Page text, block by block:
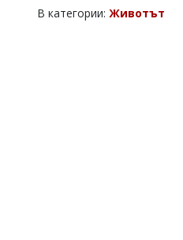
сигнализирайте
В категории: Животът